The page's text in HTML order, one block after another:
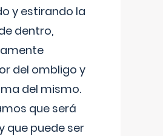
y estirando la
dentro,
del ombligo y
del mismo.
que será
que puede ser